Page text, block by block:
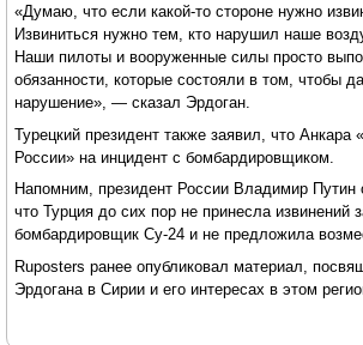
«Думаю, что если какой-то стороне нужно
Извиниться нужно тем, кто нарушил наше
Наши пилоты и вооруженные силы просто
обязанности, которые состояли в том, чтобы
нарушение», — сказал Эрдоган.
Турецкий президент также заявил, что Анкара
России» на инцидент с бомбардировщиком.
Напомним, президент России Владимир Путин
что Турция до сих пор не принесла извинений
бомбардировщик Су-24 и не предложила
Ruposters ранее опубликовал материал,
Эрдогана в Сирии и его интересах в этом